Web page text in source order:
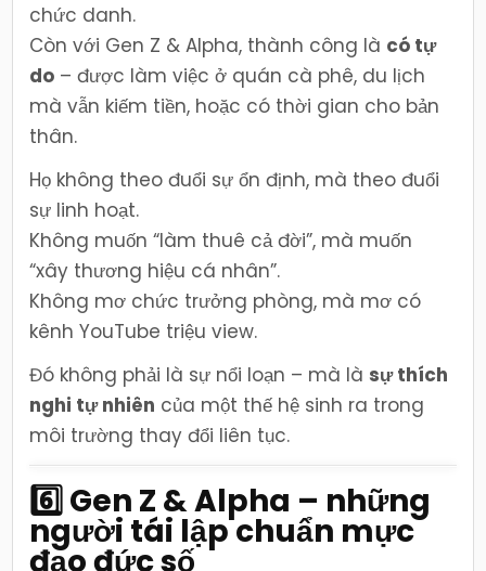
chức danh.
Còn với Gen Z & Alpha, thành công là có tự
do – được làm việc ở quán cà phê, du lịch
mà vẫn kiếm tiền, hoặc có thời gian cho bản
thân.
Họ không theo đuổi sự ổn định, mà theo đuổi
sự linh hoạt.
Không muốn “làm thuê cả đời”, mà muốn
“xây thương hiệu cá nhân”.
Không mơ chức trưởng phòng, mà mơ có
kênh YouTube triệu view.
Đó không phải là sự nổi loạn – mà làsự thích
nghi tự nhiên của một thế hệ sinh ra trong
môi trường thay đổi liên tục.
6️⃣ Gen Z & Alpha – những
người tái lập chuẩn mực
đạo đức số